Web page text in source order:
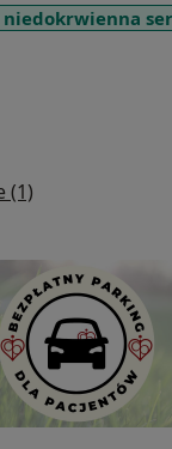
niedokrwienna
(1)